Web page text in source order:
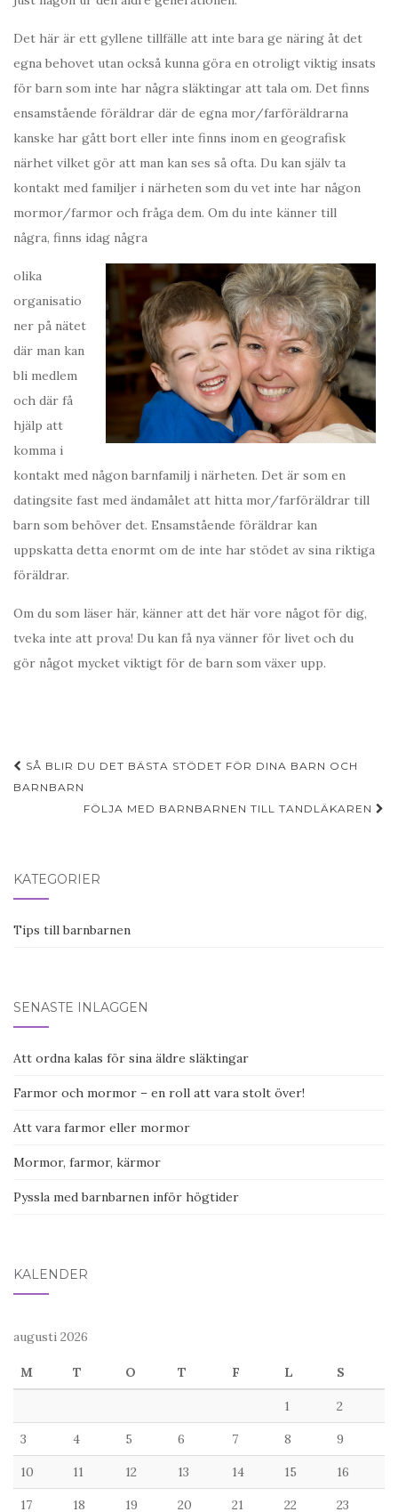
Det här är ett gyllene tillfälle att inte bara ge näring åt det
egna behovet utan också kunna göra en otroligt viktig insats
för barn som inte har några släktingar att tala om. Det finns
ensamstående föräldrar där de egna mor/farföräldrarna
kanske har gått bort eller inte finns inom en geografisk
närhet vilket gör att man kan ses så ofta. Du kan själv ta
kontakt med familjer i närheten som du vet inte har någon
mormor/farmor och fråga dem. Om du inte känner till
några, finns idag några
olika
organisatio
ner på nätet
där man kan
bli medlem
och där få
hjälp att
komma i
kontakt med någon barnfamilj i närheten. Det är som en
datingsite fast med ändamålet att hitta mor/farföräldrar till
barn som behöver det. Ensamstående föräldrar kan
uppskatta detta enormt om de inte har stödet av sina riktiga
föräldrar.
Om du som läser här, känner att det här vore något för dig,
tveka inte att prova! Du kan få nya vänner för livet och du
gör något mycket viktigt för de barn som växer upp.
Post
navigation
SÅ BLIR DU DET BÄSTA STÖDET FÖR DINA BARN OCH
BARNBARN
FÖLJA MED BARNBARNEN TILL TANDLÄKAREN
KATEGORIER
Tips till barnbarnen
SENASTE INLÄGGEN
Att ordna kalas för sina äldre släktingar
Farmor och mormor – en roll att vara stolt över!
Att vara farmor eller mormor
Mormor, farmor, kärmor
Pyssla med barnbarnen inför högtider
KALENDER
augusti 2026
M T O T F L S
1 2
3 4 5 6 7 8 9
10 11 12 13 14 15 16
17 18 19 20 21 22 23